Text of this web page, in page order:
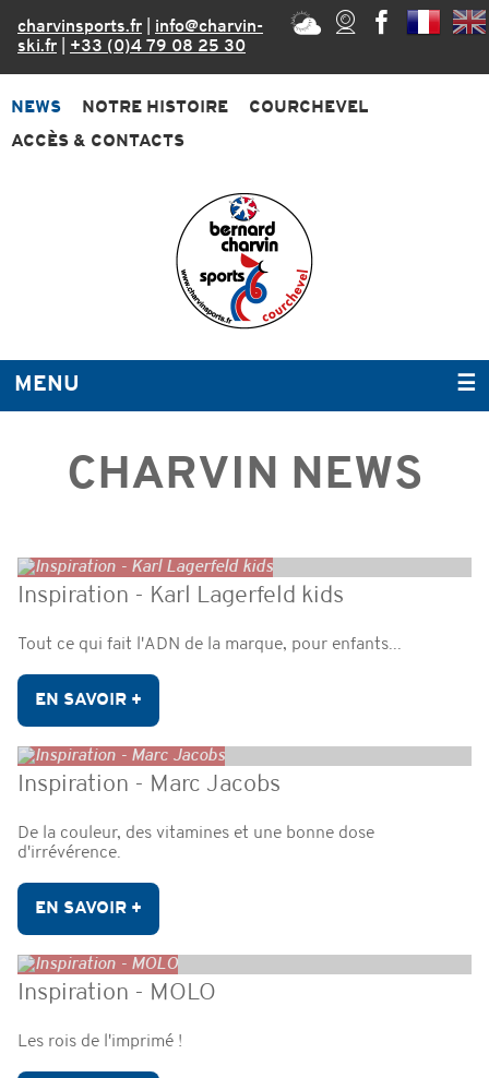
charvinsports.fr
info@charvin-
ski.fr
+33 (0)4 79 08 25 30
NEWS NOTRE HISTOIRE
COURCHEVEL
ACCÈS & CONTACTS
MENU ☰
CHARVIN NEWS
Inspiration - Karl Lagerfeld kids
Tout ce qui fait l'ADN de la marque, pour enfants...
EN SAVOIR +
Inspiration - Marc Jacobs
De la couleur, des vitamines et une bonne dose
d'irrévérence.
EN SAVOIR +
Inspiration - MOLO
Les rois de l'imprimé !